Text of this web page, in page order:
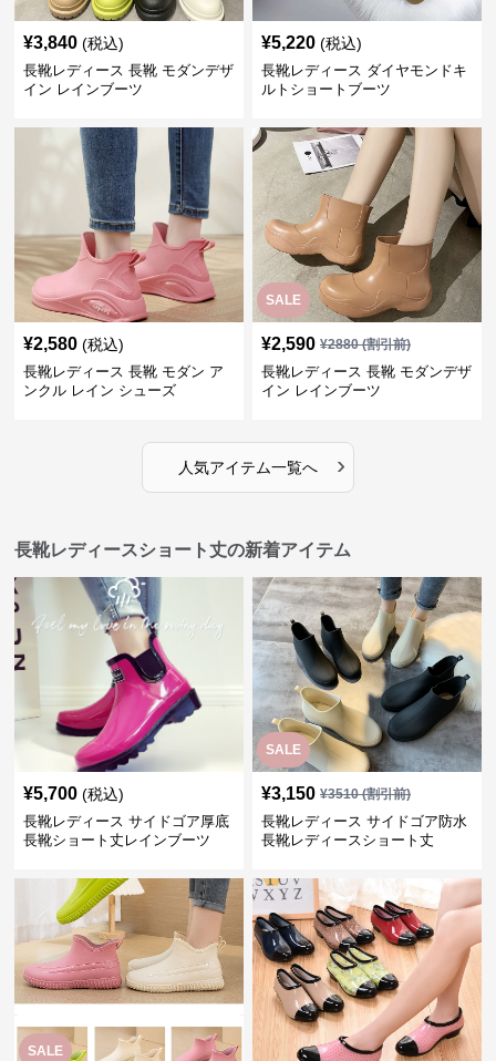
¥3,840 (税込)
長靴レディース 長靴 モダンデザ
イン レインブーツ
¥5,220 (税込)
長靴レディース ダイヤモンドキ
ルトショートブーツ
¥2,580 (税込)
長靴レディース 長靴 モダン ア
ンクル レイン シューズ
SALE
¥2,590 ¥2880(割引前)
長靴レディース 長靴 モダンデザ
イン レインブーツ
人気アイテム一覧へ ›
長靴レディースショート丈の新着アイテム
¥5,700 (税込)
長靴レディース サイドゴア厚底
長靴ショート丈レインブーツ
SALE
¥3,150 ¥3510(割引前)
長靴レディース サイドゴア防水
長靴レディースショート丈
SALE